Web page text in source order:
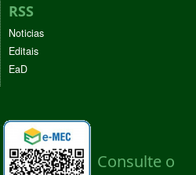
RSS
Noticias
Editais
EaD